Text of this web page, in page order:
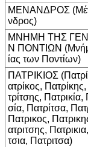
ΜΕΝΑΝΔΡΟΣ
νδρος)
ΜΝΗΜΗ ΤΗΣ
Ν ΠΟΝΤΙΩΝ
ίας των Ποντίων)
ΠΑΤΡΙΚΙΟΣ
ατρίκος,
τρίτσης, Πατρικία,
σία, Πατρίτσα,
Πατρικος,
ατριτσης,
τσια, Πατριτσα)